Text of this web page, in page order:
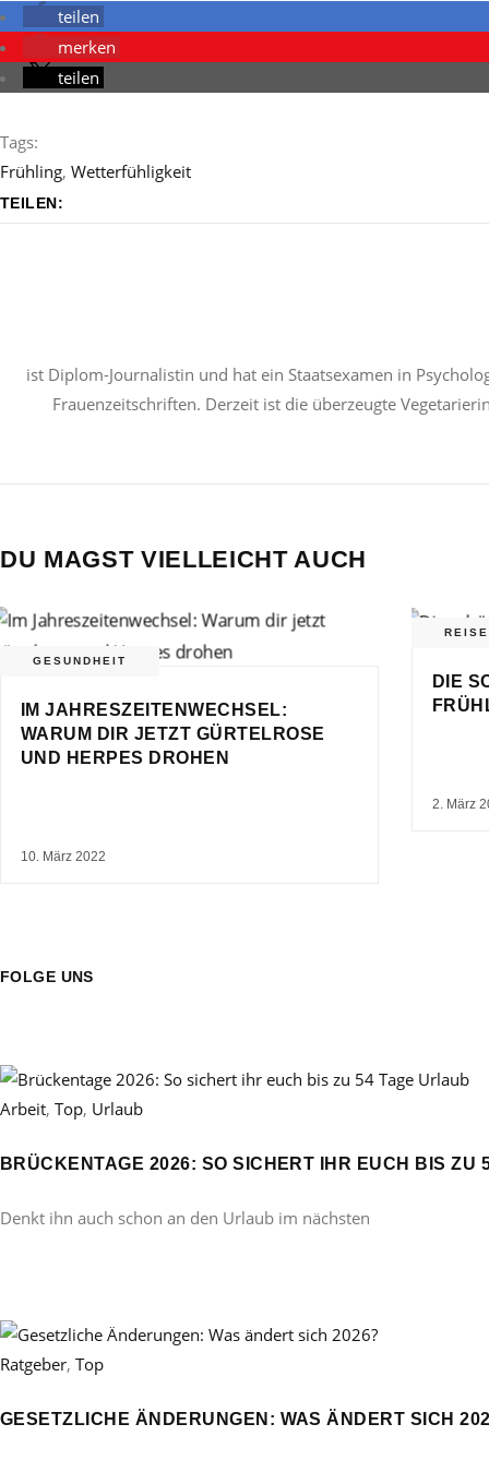
teilen
merken
teilen
Tags:
Frühling, Wetterfühligkeit
TEILEN:
ist Diplom-Journalistin und hat ein Staatsexamen in
Frauenzeitschriften. Derzeit ist die überzeugte
DU MAGST VIELLEICHT AUCH
GESUNDHEIT
IM JAHRESZEITENWECHSEL:
WARUM DIR JETZT GÜRTELROSE
UND HERPES DROHEN
10. März 2022
DIE
2. März
FOLGE UNS
Arbeit, Top, Urlaub
BRÜCKENTAGE 2026: SO SICHERT IHR EUCH BIS ZU
Denkt ihn auch schon an den Urlaub im nächsten
Ratgeber, Top
GESETZLICHE ÄNDERUNGEN: WAS ÄNDERT SICH